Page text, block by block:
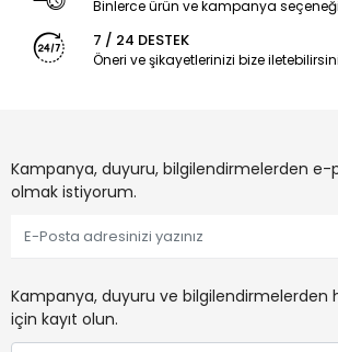
Binlerce ürün ve kampanya seçeneği
7 / 24 DESTEK
Öneri ve şikayetlerinizi bize
Kampanya, duyuru, bilgilendirmelerden
olmak istiyorum.
Kampanya, duyuru ve bilgilendirmelerden
için kayıt olun.